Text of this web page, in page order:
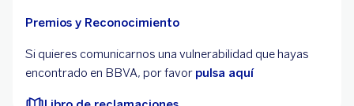
Premios y Reconocimiento
Si quieres comunicarnos una vulnerabilidad que hayas
encontrado en BBVA, por favor pulsa aquí